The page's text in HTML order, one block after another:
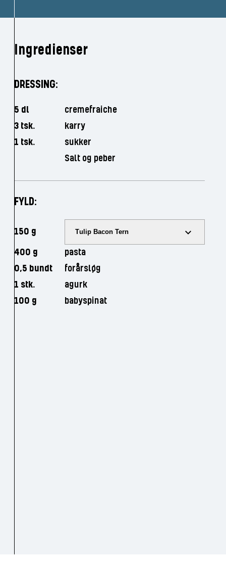
Ingredienser
DRESSING:
5 dl
cremefraiche
3 tsk.
karry
1 tsk.
sukker
Salt og peber
FYLD:
150 g Tulip Bacon Tern
400 g
pasta
0,5 bundt
forårsløg
1 stk.
agurk
100 g
babyspinat